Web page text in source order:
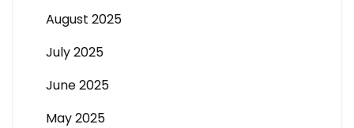
August 2025
July 2025
June 2025
May 2025